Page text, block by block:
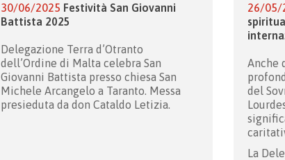
30/06/2025 Festività San Giovanni
Battista 2025
Delegazione Terra d’Otranto
dell’Ordine di Malta celebra San
Giovanni Battista presso chiesa San
Michele Arcangelo a Taranto. Messa
presieduta da don Cataldo Letizia.
26/05/
Anche
del
La